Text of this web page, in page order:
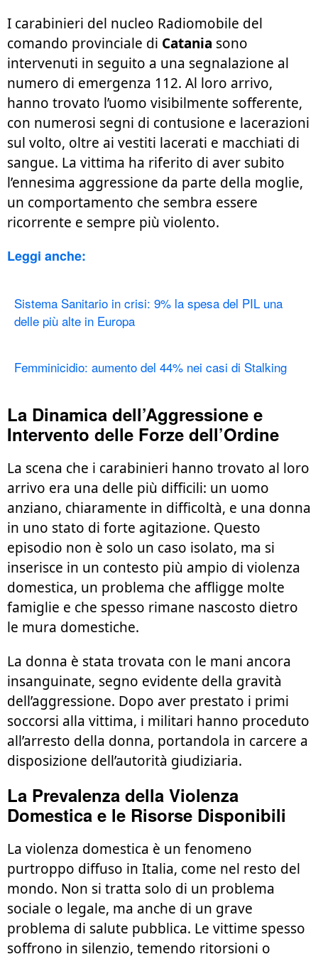
I carabinieri del nucleo Radiomobile del
comando provinciale di Catania sono
intervenuti in seguito a una segnalazione al
numero di emergenza 112. Al loro arrivo,
hanno trovato l’uomo visibilmente sofferente,
con numerosi segni di contusione e lacerazioni
sul volto, oltre ai vestiti lacerati e macchiati di
sangue. La vittima ha riferito di aver subito
l’ennesima aggressione da parte della moglie,
un comportamento che sembra essere
ricorrente e sempre più violento.
Leggi anche:
Sistema Sanitario in crisi: 9% la spesa del PIL una
delle più alte in Europa
Femminicidio: aumento del 44% nei casi di Stalking
La Dinamica dell’Aggressione e
Intervento delle Forze dell’Ordine
La scena che i carabinieri hanno trovato al loro
arrivo era una delle più difficili: un uomo
anziano, chiaramente in difficoltà, e una donna
in uno stato di forte agitazione. Questo
episodio non è solo un caso isolato, ma si
inserisce in un contesto più ampio di violenza
domestica, un problema che affligge molte
famiglie e che spesso rimane nascosto dietro
le mura domestiche.
La donna è stata trovata con le mani ancora
insanguinate, segno evidente della gravità
dell’aggressione. Dopo aver prestato i primi
soccorsi alla vittima, i militari hanno proceduto
all’arresto della donna, portandola in carcere a
disposizione dell’autorità giudiziaria.
La Prevalenza della Violenza
Domestica e le Risorse Disponibili
La violenza domestica è un fenomeno
purtroppo diffuso in Italia, come nel resto del
mondo. Non si tratta solo di un problema
sociale o legale, ma anche di un grave
problema di salute pubblica. Le vittime spesso
soffrono in silenzio, temendo ritorsioni o